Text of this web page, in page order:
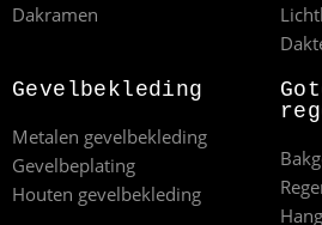
Dakramen
Gevelbekleding
Metalen gevelbekleding
Gevelbeplating
Houten gevelbekleding